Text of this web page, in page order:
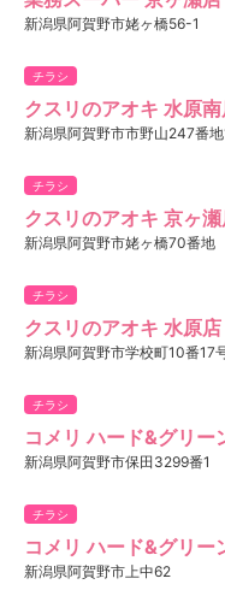
新潟県阿賀野市姥ヶ橋56-1
チラシ
クスリのアオキ 水原
新潟県阿賀野市市野山247番地
チラシ
クスリのアオキ 京ヶ
新潟県阿賀野市姥ヶ橋70番地
チラシ
クスリのアオキ 水原店
新潟県阿賀野市学校町10番17
チラシ
コメリ ハード&グリー
新潟県阿賀野市保田3299番1
チラシ
コメリ ハード&グリー
新潟県阿賀野市上中62